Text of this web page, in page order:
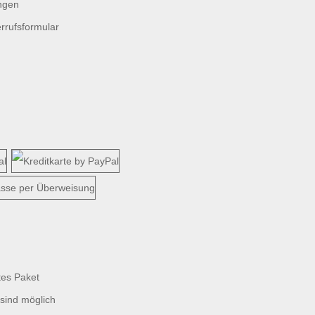
Paket
möglich